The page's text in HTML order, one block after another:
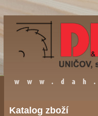
Katalog zboží